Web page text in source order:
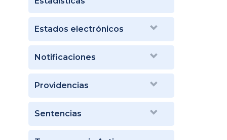
Estados electrónicos
Notificaciones
Providencias
Sentencias